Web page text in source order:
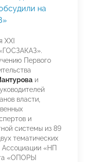
на
XXI
Первого
и
власти,
и
системы из 89
тематических
Ассоциации «НП
«ОПОРЫ